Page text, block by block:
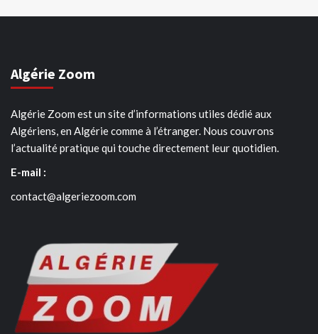
Algérie Zoom
Algérie Zoom est un site d’informations utiles dédié aux
Algériens, en Algérie comme à l’étranger. Nous couvrons
l’actualité pratique qui touche directement leur quotidien.
E-mail :
contact@algeriezoom.com